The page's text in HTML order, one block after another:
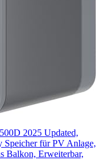
2025 Updated,
für PV Anlage,
Balkon, Erweiterbar,